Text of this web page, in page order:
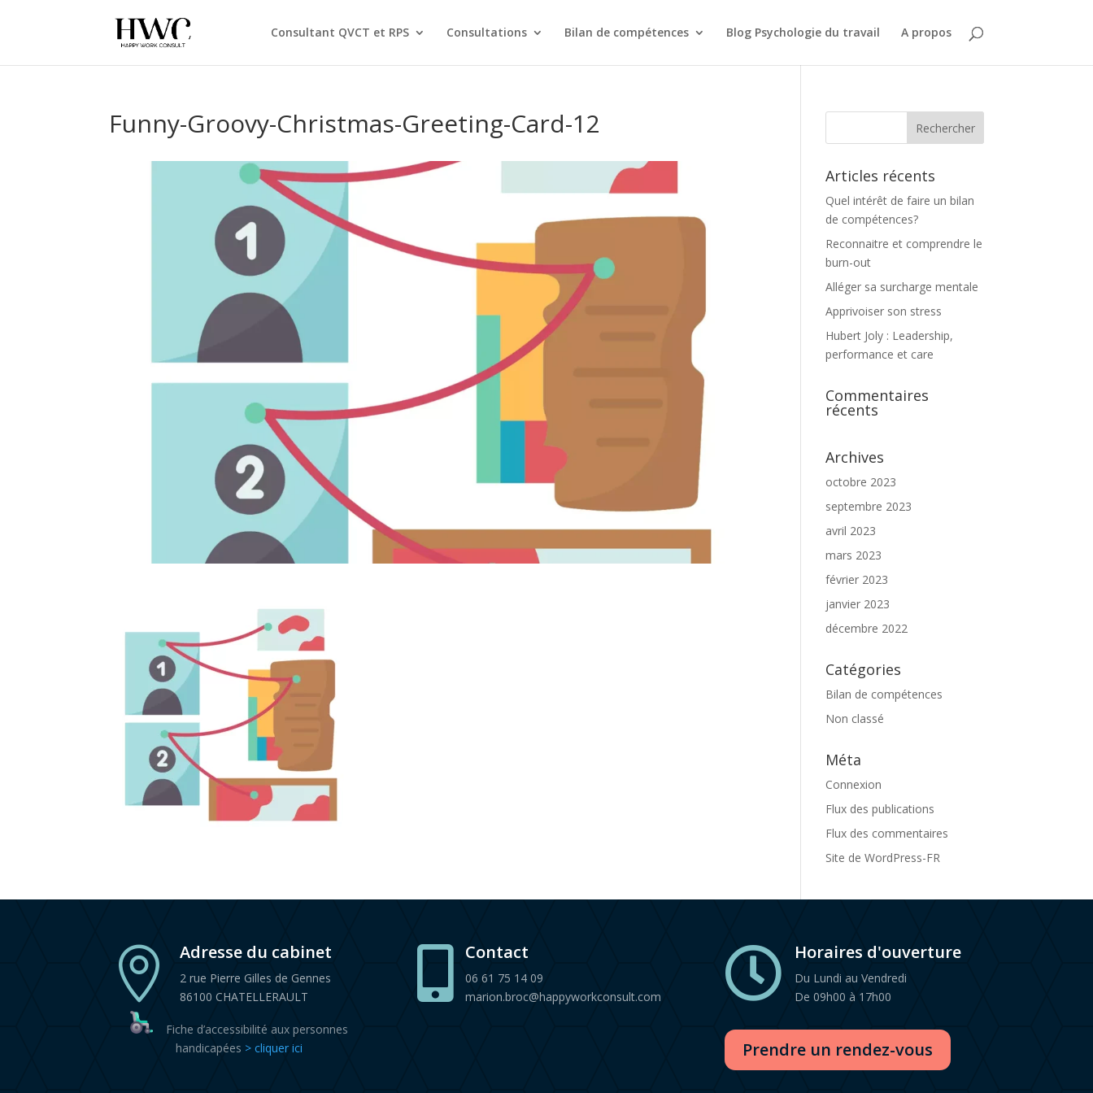
Consultant QVCT et RPS Consultations Bilan de compétences Blog Psychologie du travail A propos
Funny-Groovy-Christmas-Greeting-Card-12
Articles récents
Quel intérêt de faire un bilan
de compétences?
Reconnaitre et comprendre le
burn-out
Alléger sa surcharge mentale
Apprivoiser son stress
Hubert Joly : Leadership,
performance et care
Commentaires
récents
Archives
octobre 2023
septembre 2023
avril 2023
mars 2023
février 2023
janvier 2023
décembre 2022
Catégories
Bilan de compétences
Non classé
Méta
Connexion
Flux des publications
Flux des commentaires
Site de WordPress-FR
 Adresse du cabinet
2 rue Pierre Gilles de Gennes
86100 CHATELLERAULT
Fiche d’accessibilité aux personnes
handicapées > cliquer ici
 Contact
06 61 75 14 09
marion.broc@happyworkconsult.com
 Horaires d'ouverture
Du Lundi au Vendredi
De 09h00 à 17h00
Prendre un rendez-vous